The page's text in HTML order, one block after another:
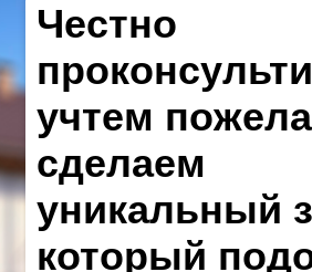
Честно
учтем
сделаем
уникальный
который